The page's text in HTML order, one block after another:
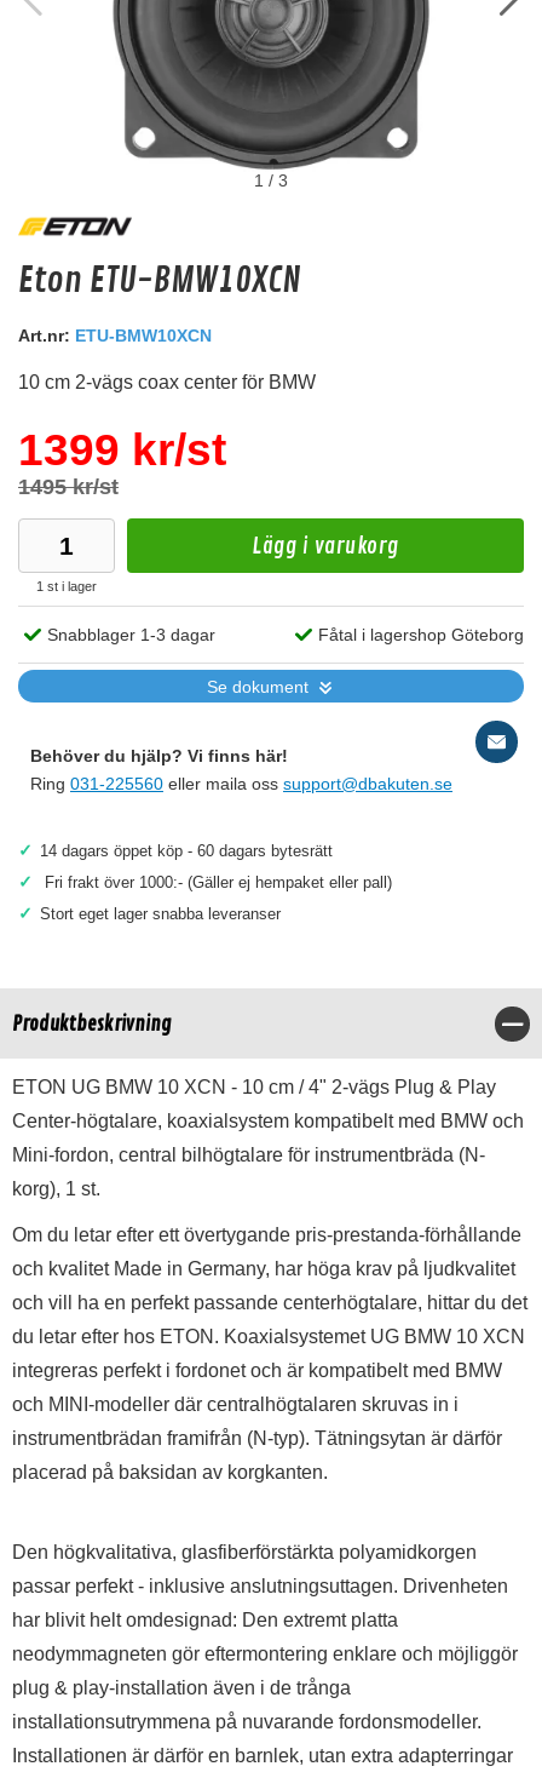
Audio System Z-EVO 0.5
RCA kabel i OFC koppar. 0,5m lång.
Snabblager 1-3 dagar
1 / 3
Eton ETU-BMW10XCN
Art.nr: ETU-BMW10XCN
10 cm 2-vägs coax center för BMW
1399 kr/st
1495 kr/st
1 st i lager
Lägg i varukorg
Snabblager 1-3 dagar Fåtal i lagershop Göteborg
Se dokument
Behöver du hjälp? Vi finns här!
Ring 031-225560 eller maila oss support@dbakuten.se
✓ 14 dagars öppet köp - 60 dagars bytesrätt
✓ Fri frakt över 1000:- (Gäller ej hempaket eller pall)
✓ Stort eget lager snabba leveranser
Produktbeskrivning
ETON UG BMW 10 XCN - 10 cm / 4" 2-vägs Plug & Play
Center-högtalare, koaxialsystem kompatibelt med BMW och
Mini-fordon, central bilhögtalare för instrumentbräda (N-
korg), 1 st.
Om du letar efter ett övertygande pris-prestanda-förhållande
och kvalitet Made in Germany, har höga krav på ljudkvalitet
och vill ha en perfekt passande centerhögtalare, hittar du det
du letar efter hos ETON. Koaxialsystemet UG BMW 10 XCN
integreras perfekt i fordonet och är kompatibelt med BMW
och MINI-modeller där centralhögtalaren skruvas in i
instrumentbrädan framifrån (N-typ). Tätningsytan är därför
placerad på baksidan av korgkanten.
Den högkvalitativa, glasfiberförstärkta polyamidkorgen
passar perfekt - inklusive anslutningsuttagen. Drivenheten
har blivit helt omdesignad: Den extremt platta
neodymmagneten gör eftermontering enklare och möjliggör
plug & play-installation även i de trånga
installationsutrymmena på nuvarande fordonsmodeller.
Installationen är därför en barnlek, utan extra adapterringar